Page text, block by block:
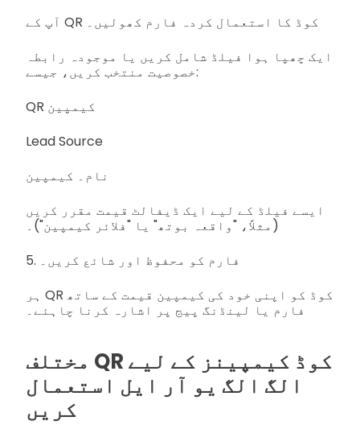
آپ کے QR کوڈ کا استعمال کردہ فارم کھولیں۔
ایک چھپا ہوا فیلڈ شامل کریں یا موجودہ رابطہ
خصوصیت منتخب کریں، جیسے:
QR کیمپین
Lead Source
نام۔ کیمپین
ایسے فیلڈ کے لیے ایک ڈیفالٹ قیمت مقرر کریں
(مثلاً، "واقعہ بوتھ" یا "فلائر کیمپین")۔
5. فارم کو محفوظ اور شائع کریں۔
ہر QR کوڈ کو اپنی خود کی کیمپین قیمت کے ساتھ
فارم یا لینڈنگ پیج پر اشارہ کرنا چاہئے۔
مختلف QR کوڈ کیمپینز کے لیے
الگ الگ یو آر ایل استعمال
کریں